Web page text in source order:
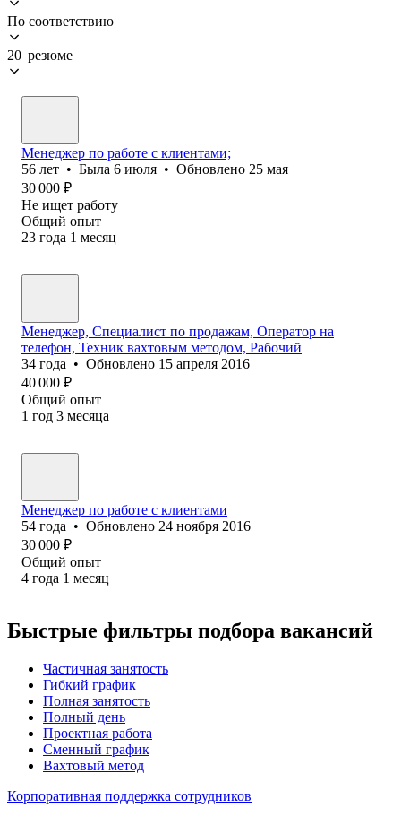
По соответствию
20 резюме
Менеджер по работе с клиентами;
56 лет • Была 6 июля • Обновлено 25 мая
30 000 ₽
Не ищет работу
Общий опыт
23 года 1 месяц
Менеджер, Специалист по продажам, Оператор на
телефон, Техник вахтовым методом, Рабочий
34 года • Обновлено 15 апреля 2016
40 000 ₽
Общий опыт
1 год 3 месяца
Менеджер по работе с клиентами
54 года • Обновлено 24 ноября 2016
30 000 ₽
Общий опыт
4 года 1 месяц
Быстрые фильтры подбора вакансий
Частичная занятость
Гибкий график
Полная занятость
Полный день
Проектная работа
Сменный график
Вахтовый метод
Корпоративная поддержка сотрудников